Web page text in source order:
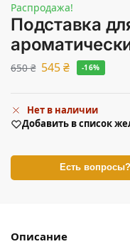
Распродажа!
Подставка
650₴ 545₴ -16%
Нет в наличии
Добавить в список
Есть
Описание